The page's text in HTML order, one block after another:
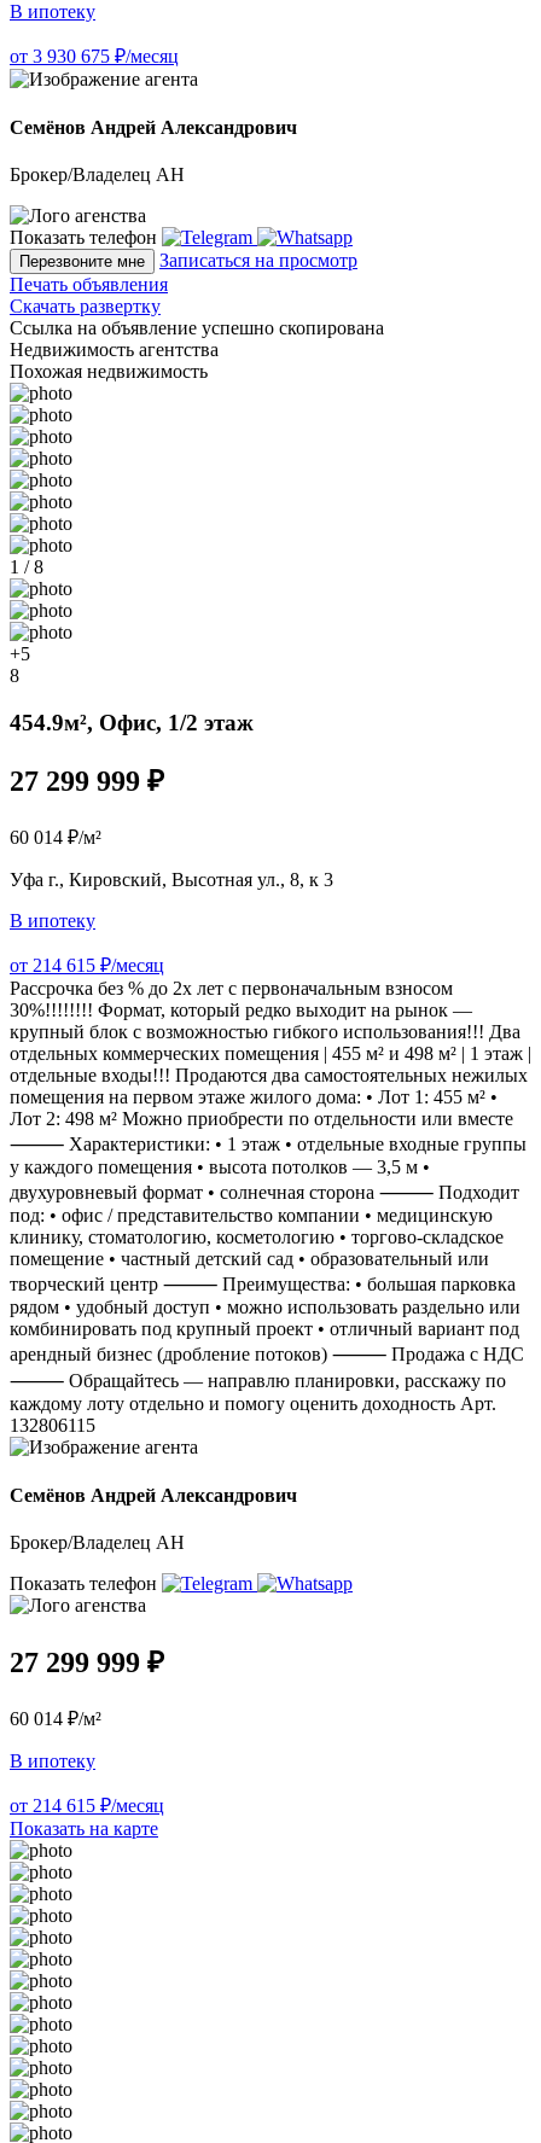
В ипотеку
от 3 930 675 ₽/месяц
Семёнов Андрей Александрович
Брокер/Владелец АН
Показать телефон
Перезвоните мне
Записаться на просмотр
Печать объявления
Скачать развертку
Ссылка на объявление успешно скопирована
Недвижимость агентства
Похожая недвижимость
1 / 8
+5
8
454.9м², Офис, 1/2 этаж
27 299 999 ₽
60 014 ₽/м²
Уфа г., Кировский, Высотная ул., 8, к 3
В ипотеку
от 214 615 ₽/месяц
Рассрочка без % до 2х лет с первоначальным взносом
30%!!!!!!!! Формат, который редко выходит на рынок —
крупный блок с возможностью гибкого использования!!! Два
отдельных коммерческих помещения | 455 м² и 498 м² | 1 этаж |
отдельные входы!!! Продаются два самостоятельных нежилых
помещения на первом этаже жилого дома: • Лот 1: 455 м² •
Лот 2: 498 м² Можно приобрести по отдельности или вместе
⸻ Характеристики: • 1 этаж • отдельные входные группы
у каждого помещения • высота потолков — 3,5 м •
двухуровневый формат • солнечная сторона ⸻ Подходит
под: • офис / представительство компании • медицинскую
клинику, стоматологию, косметологию • торгово-складское
помещение • частный детский сад • образовательный или
творческий центр ⸻ Преимущества: • большая парковка
рядом • удобный доступ • можно использовать раздельно или
комбинировать под крупный проект • отличный вариант под
арендный бизнес (дробление потоков) ⸻ Продажа с НДС
⸻ Обращайтесь — направлю планировки, расскажу по
каждому лоту отдельно и помогу оценить доходность Арт.
132806115
Семёнов Андрей Александрович
Брокер/Владелец АН
Показать телефон
27 299 999 ₽
60 014 ₽/м²
В ипотеку
от 214 615 ₽/месяц
Показать на карте